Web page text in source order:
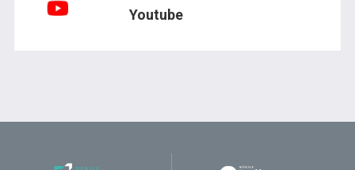
Youtube